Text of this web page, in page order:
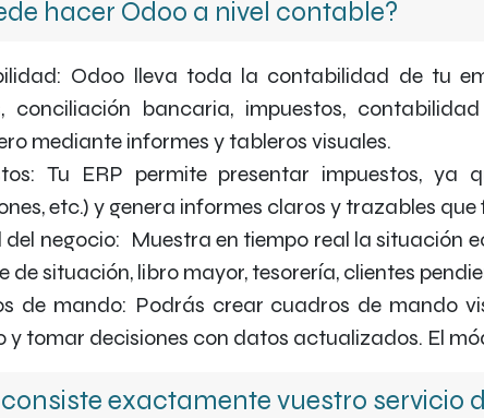
hacer Odoo a nivel contable?
Odoo lleva toda la contabilidad de tu
conciliación bancaria, impuestos,
mediante informes y tableros visuales.
Tu ERP permite presentar impuestos,
etc.) y genera informes claros y trazables
del negocio: Muestra en tiempo real la situación
de situación, libro mayor, tesorería, clientes
de mando: Podrás crear cuadros de mando
y tomar decisiones con datos actualizados. El
exactamente vuestro servicio